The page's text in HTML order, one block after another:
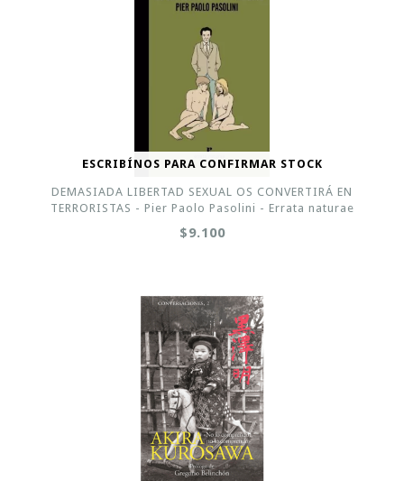
ESCRIBÍNOS PARA CONFIRMAR STOCK
DEMASIADA LIBERTAD SEXUAL OS CONVERTIRÁ EN
TERRORISTAS - Pier Paolo Pasolini - Errata naturae
$9.100